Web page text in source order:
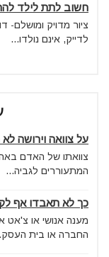
חשוב לתת לילד
ציור מדויק
לדייק, אינם נולדו...
על צוואה וירושה
צוואתו של האדם
המתעוררים לגביה...
כך לא תאבדו אף
מענה אנושי או צ'אט
החברה או בית